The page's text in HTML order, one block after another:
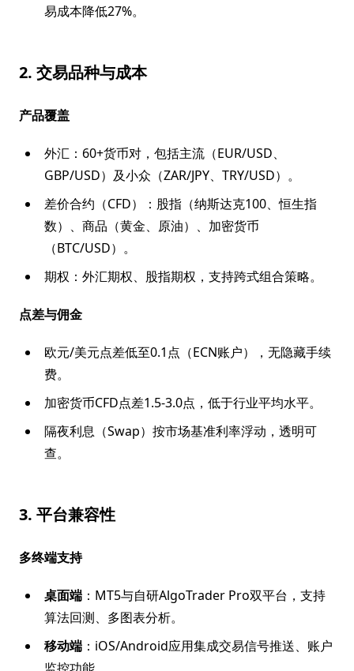
易成本降低27%。
2. 交易品种与成本
产品覆盖
外汇：60+货币对，包括主流（EUR/USD、
GBP/USD）及小众（ZAR/JPY、TRY/USD）。
差价合约（CFD）：股指（纳斯达克100、恒生指
数）、商品（黄金、原油）、加密货币
（BTC/USD）。
期权：外汇期权、股指期权，支持跨式组合策略。
点差与佣金
欧元/美元点差低至0.1点（ECN账户），无隐藏手续
费。
加密货币CFD点差1.5-3.0点，低于行业平均水平。
隔夜利息（Swap）按市场基准利率浮动，透明可
查。
3. 平台兼容性
多终端支持
桌面端 ：MT5与自研AlgoTrader Pro双平台，支持
算法回测、多图表分析。
移动端 ：iOS/Android应用集成交易信号推送、账户